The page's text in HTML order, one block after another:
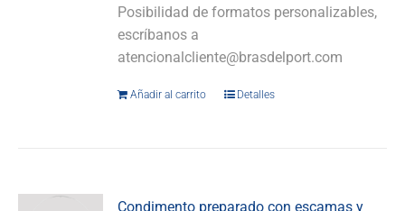
Posibilidad de formatos personalizables,
escríbanos a
atencionalcliente@brasdelport.com
Añadir al carrito Detalles
Condimento preparado con escamas y